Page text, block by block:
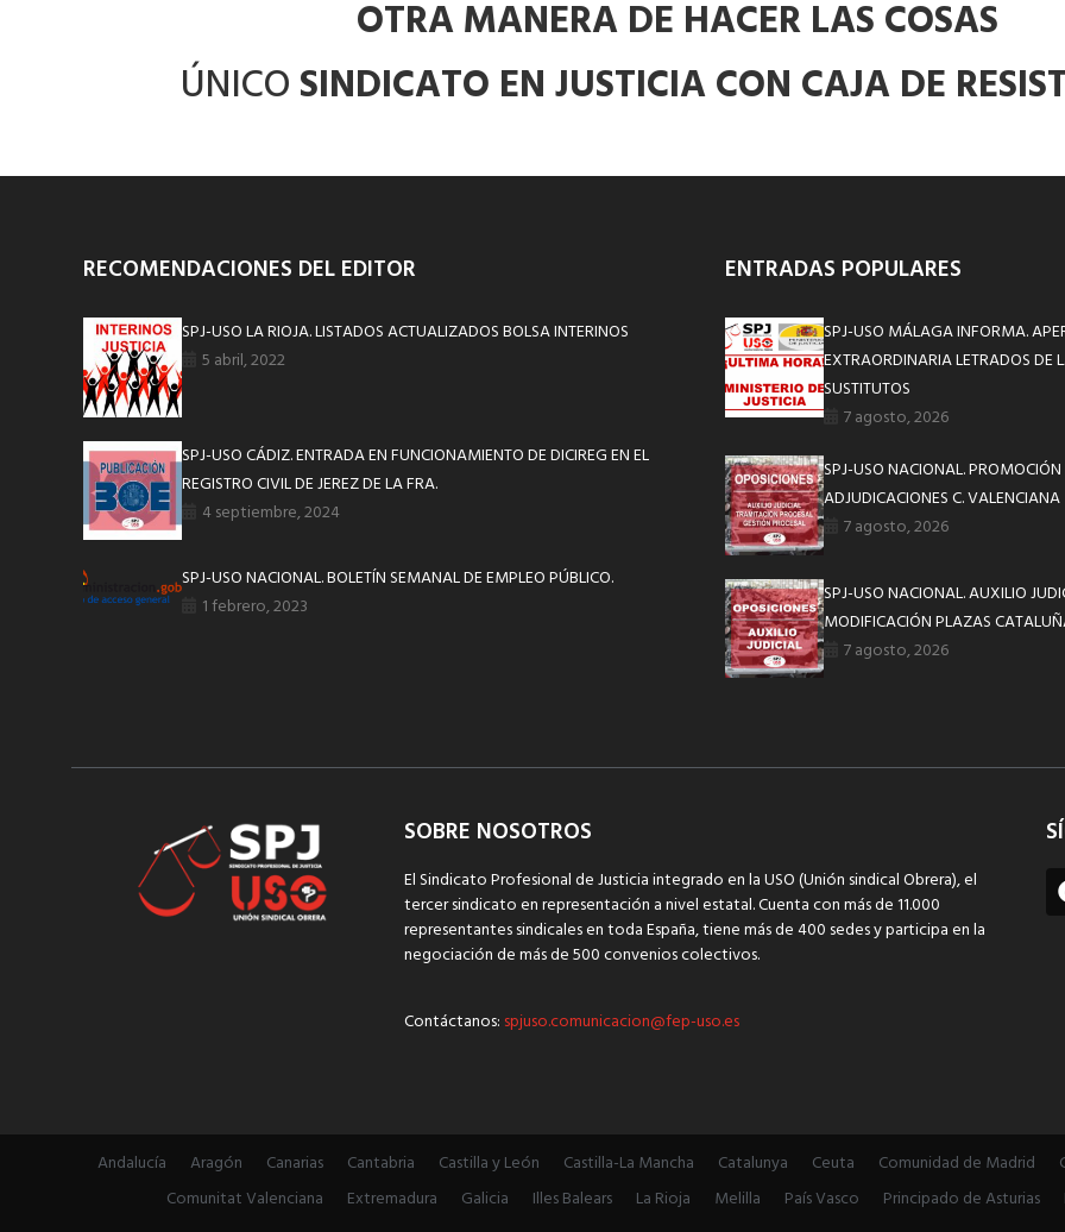
OTRA MANERA DE HACER LAS COSAS
ÚNICOSINDICATO EN JUSTICIA CON CAJA DE
RECOMENDACIONES DEL EDITOR
SPJ-USO LA RIOJA. LISTADOS ACTUALIZADOS BOLSA INTERINOS
5 abril, 2022
SPJ-USO CÁDIZ. ENTRADA EN FUNCIONAMIENTO DE DICIREG EN EL
REGISTRO CIVIL DE JEREZ DE LA FRA.
4 septiembre, 2024
SPJ-USO NACIONAL. BOLETÍN SEMANAL DE EMPLEO PÚBLICO.
1 febrero, 2023
ENTRADAS POPULARES
SPJ-USO MÁLAGA INFORMA.
EXTRAORDINARIA LETRADOS DE
SUSTITUTOS
7 agosto, 2026
SPJ-USO NACIONAL.
ADJUDICACIONES C. VALENCIANA
7 agosto, 2026
SPJ-USO NACIONAL. AUXILIO
MODIFICACIÓN PLAZAS
7 agosto, 2026
SOBRE NOSOTROS
El Sindicato Profesional de Justicia integrado en la USO (Unión sindical Obrera), el
tercer sindicato en representación a nivel estatal. Cuenta con más de 11.000
representantes sindicales en toda España, tiene más de 400 sedes y participa en la
negociación de más de 500 convenios colectivos.
Contáctanos: spjuso.comunicacion@fep-uso.es
Andalucía Aragón Canarias Cantabria Castilla y León Castilla-La Mancha Catalunya Ceuta Comunidad de Madrid
Comunitat Valenciana
Extremadura Galicia Illes Balears La Rioja Melilla País Vasco Principado de Asturias